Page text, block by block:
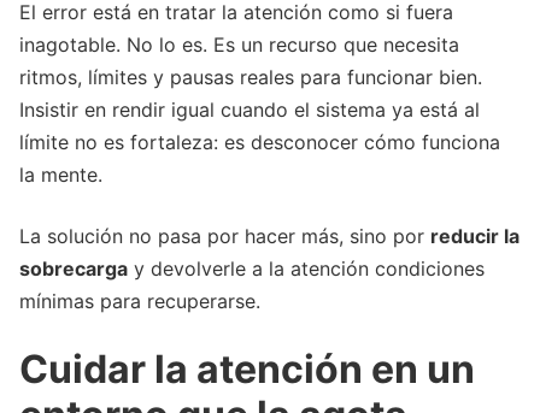
El error está en tratar la atención como si fuera
inagotable. No lo es. Es un recurso que necesita
ritmos, límites y pausas reales para funcionar bien.
Insistir en rendir igual cuando el sistema ya está al
límite no es fortaleza: es desconocer cómo funciona
la mente.
La solución no pasa por hacer más, sino por reducir la
sobrecarga y devolverle a la atención condiciones
mínimas para recuperarse.
Cuidar la atención en un